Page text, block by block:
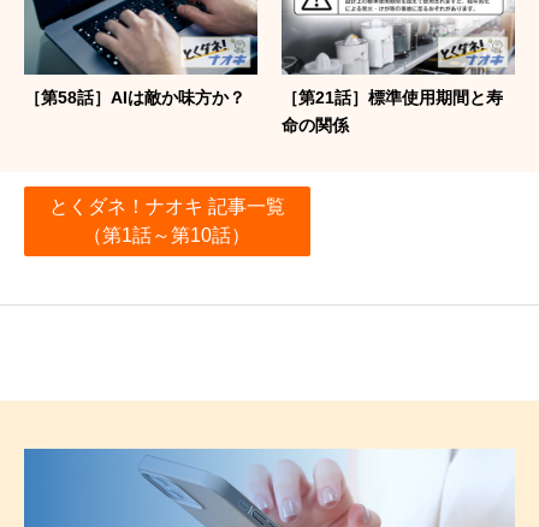
［第58話］AIは敵か味方か？
［第21話］標準使用期間と寿
命の関係
とくダネ！ナオキ 記事一覧
（第1話～第10話）